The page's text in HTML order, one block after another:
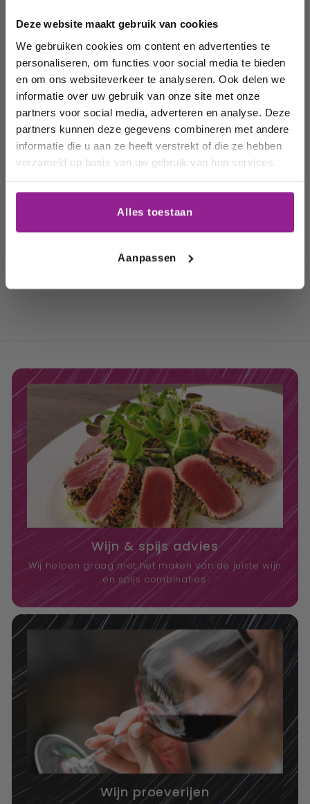
Deze website maakt gebruik van cookies
We gebruiken cookies om content en advertenties te
personaliseren, om functies voor social media te bieden
en om ons websiteverkeer te analyseren. Ook delen we
informatie over uw gebruik van onze site met onze
partners voor social media, adverteren en analyse. Deze
partners kunnen deze gegevens combineren met andere
informatie die u aan ze heeft verstrekt of die ze hebben
verzameld op basis van uw gebruik van hun services.
Alles toestaan
Aanpassen
Alcoholvrije
wijnen
Vegan wijnen
Biologische
wijn
Witte wijn
Wijn & spijs advies
Wij helpen graag met het maken van de juiste wijn
en spijs combinaties.
Wijn proeverijen
volgende
order!
Wij houden u graag op de
hoogte van onze acties,
wijnhuizen en uw
favoriete wijnen!